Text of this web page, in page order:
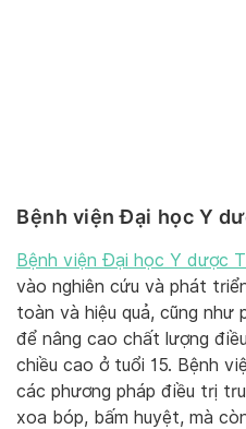
Bệnh viện Đại học Y
Bệnh viện Đại học Y dược
vào nghiên cứu và phát
toàn và hiệu quả, cũng như
để nâng cao chất lượng
chiều cao ở tuổi 15. Bệnh
các phương pháp điều trị
xoa bóp, bấm huyệt, mà